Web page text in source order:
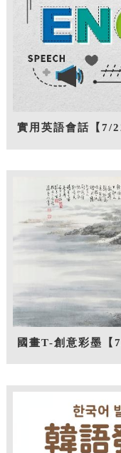
實用英語會話【7/
國畫T-創意彩墨【